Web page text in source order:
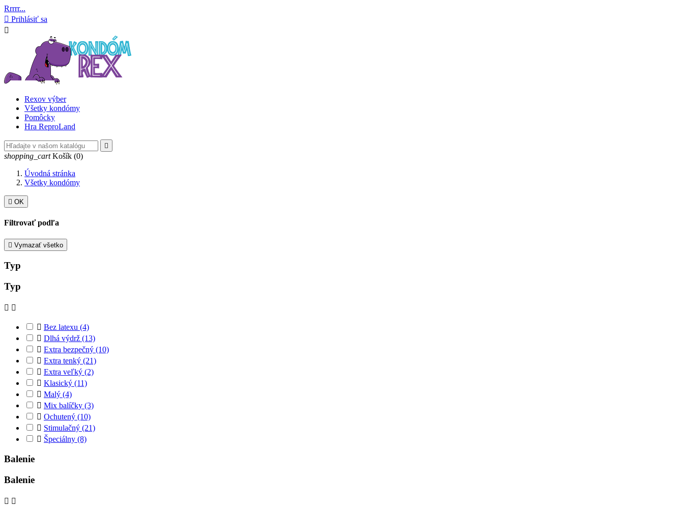
Rrrrr...
 Prihlásiť sa

Rexov výber
Všetky kondómy
Pomôcky
Hra ReproLand

shopping_cart Košík (0)
Úvodná stránka
Všetky kondómy
 OK
Filtrovať podľa
 Vymazať všetko
Typ
Typ
 
 Bez latexu (4)
 Dlhá výdrž (13)
 Extra bezpečný (10)
 Extra tenký (21)
 Extra veľký (2)
 Klasický (11)
 Malý (4)
 Mix balíčky (3)
 Ochutený (10)
 Stimulačný (21)
 Špeciálny (8)
Balenie
Balenie
 